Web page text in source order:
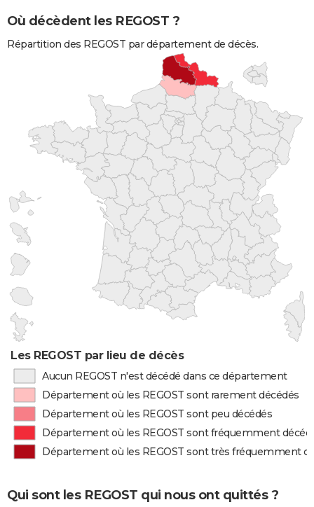
Où décèdent les REGOST ?
Répartition des REGOST par département de décès.
Les REGOST par lieu de décès
Aucun REGOST n'est décédé dans ce département
Département où les REGOST sont rarement décédés
Département où les REGOST sont peu décédés
Département où les REGOST sont fréquemment
Département où les REGOST sont très fréquemment
Qui sont les REGOST qui nous ont quittés ?